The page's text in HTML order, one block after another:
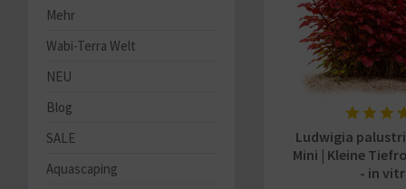
Mehr
Wabi-Terra Welt
NEU
Blog
SALE
Aquascaping
Ludwigia
Mini | Kleine
- in